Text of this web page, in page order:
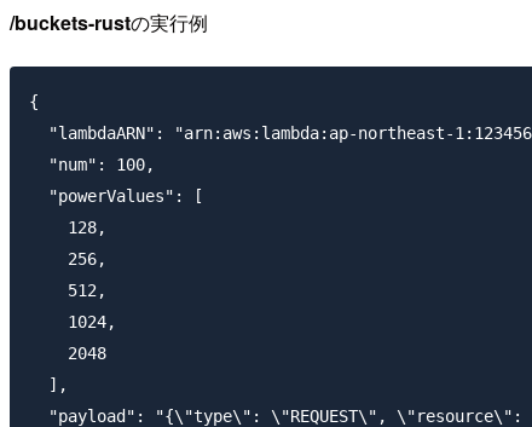
/buckets-rustの実行例
{
"lambdaARN": "arn:aws:lambda:ap-northeast-
  "num": 100,
  "powerValues": [
    128,
    256,
    512,
    1024,
    2048
  ],
"payload": "{\"type\": \"REQUEST\",